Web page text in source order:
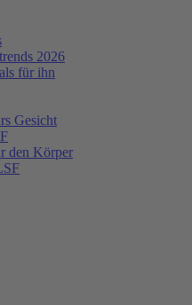
2026
für ihn
Gesicht
den Körper